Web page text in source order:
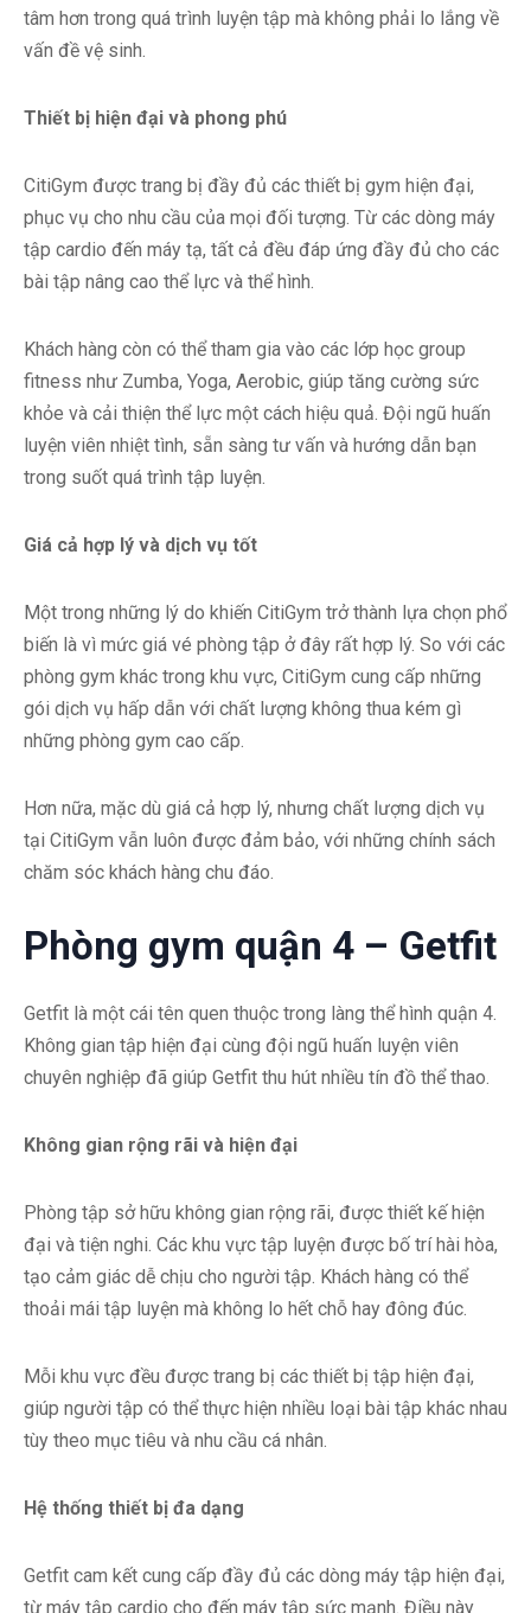
tâm hơn trong quá trình luyện tập mà không phải lo lắng về
vấn đề vệ sinh.
Thiết bị hiện đại và phong phú
CitiGym được trang bị đầy đủ các thiết bị gym hiện đại,
phục vụ cho nhu cầu của mọi đối tượng. Từ các dòng máy
tập cardio đến máy tạ, tất cả đều đáp ứng đầy đủ cho các
bài tập nâng cao thể lực và thể hình.
Khách hàng còn có thể tham gia vào các lớp học group
fitness như Zumba, Yoga, Aerobic, giúp tăng cường sức
khỏe và cải thiện thể lực một cách hiệu quả. Đội ngũ huấn
luyện viên nhiệt tình, sẵn sàng tư vấn và hướng dẫn bạn
trong suốt quá trình tập luyện.
Giá cả hợp lý và dịch vụ tốt
Một trong những lý do khiến CitiGym trở thành lựa chọn phổ
biến là vì mức giá vé phòng tập ở đây rất hợp lý. So với các
phòng gym khác trong khu vực, CitiGym cung cấp những
gói dịch vụ hấp dẫn với chất lượng không thua kém gì
những phòng gym cao cấp.
Hơn nữa, mặc dù giá cả hợp lý, nhưng chất lượng dịch vụ
tại CitiGym vẫn luôn được đảm bảo, với những chính sách
chăm sóc khách hàng chu đáo.
Phòng gym quận 4 – Getfit
Getfit là một cái tên quen thuộc trong làng thể hình quận 4.
Không gian tập hiện đại cùng đội ngũ huấn luyện viên
chuyên nghiệp đã giúp Getfit thu hút nhiều tín đồ thể thao.
Không gian rộng rãi và hiện đại
Phòng tập sở hữu không gian rộng rãi, được thiết kế hiện
đại và tiện nghi. Các khu vực tập luyện được bố trí hài hòa,
tạo cảm giác dễ chịu cho người tập. Khách hàng có thể
thoải mái tập luyện mà không lo hết chỗ hay đông đúc.
Mỗi khu vực đều được trang bị các thiết bị tập hiện đại,
giúp người tập có thể thực hiện nhiều loại bài tập khác nhau
tùy theo mục tiêu và nhu cầu cá nhân.
Hệ thống thiết bị đa dạng
Getfit cam kết cung cấp đầy đủ các dòng máy tập hiện đại,
từ máy tập cardio cho đến máy tập sức mạnh. Điều này